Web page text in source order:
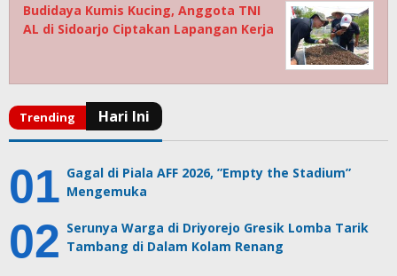
Budidaya Kumis Kucing, Anggota TNI
AL di Sidoarjo Ciptakan Lapangan Kerja
Gagal di Piala AFF 2026, ”Empty the Stadium”
Mengemuka
Serunya Warga di Driyorejo Gresik Lomba Tarik
Tambang di Dalam Kolam Renang